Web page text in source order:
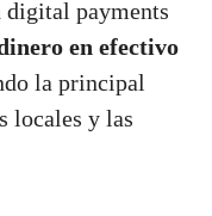
digital payments
en efectivo
la principal
locales y las